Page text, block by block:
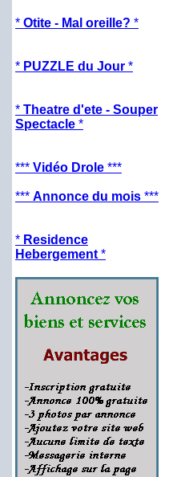
* Otite - Mal oreille? *
* PUZZLE du Jour *
* Theatre d'ete - Souper
Spectacle *
*** Vidéo Drole ***
*** Annonce du mois ***
* Residence
Hebergement *